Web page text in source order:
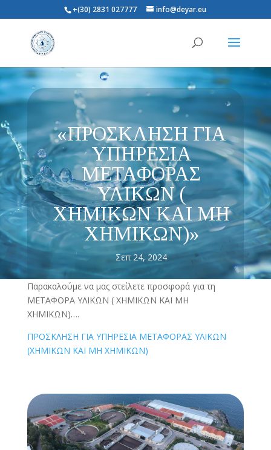
+(30) 2831 027777 info@deyar.eu
«ΠΡΟΣΚΛΗΣΗ ΓΙΑ
ΥΠΗΡΕΣΙΑ
ΜΕΤΑΦΟΡΑΣ
ΥΛΙΚΩΝ (
ΧΗΜΙΚΩΝ ΚΑΙ ΜΗ
ΧΗΜΙΚΩΝ)»
Σεπ 24, 2024
Παρακαλούμε να μας στείλετε προσφορά για τη
ΜΕΤΑΦΟΡΑ ΥΛΙΚΩΝ ( ΧΗΜΙΚΩΝ ΚΑΙ ΜΗ
ΧΗΜΙΚΩΝ)….
ΠΡΟΣΚΛΗΣΗ ΓΙΑ ΥΠΗΡΕΣΙΑ ΜΕΤΑΦΟΡΑΣ ΥΛΙΚΩΝ
(ΧΗΜΙΚΩΝ ΚΑΙ ΜΗ ΧΗΜΙΚΩΝ)